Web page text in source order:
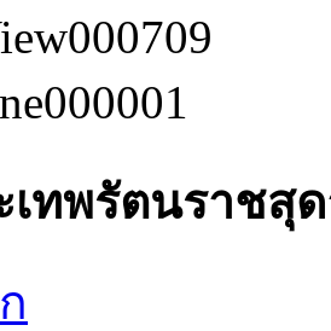
000709
000001
เทพรัตนราชสุ